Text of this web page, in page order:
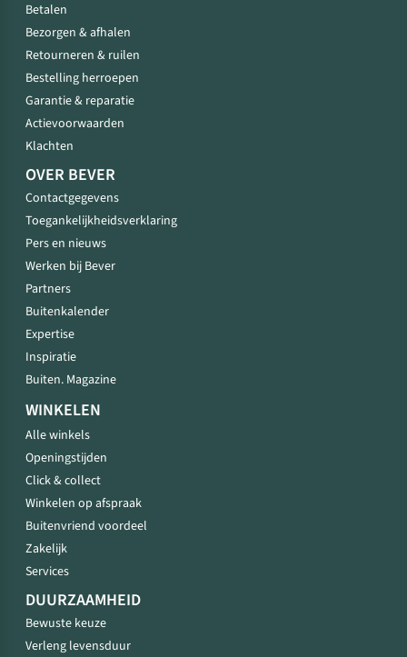
Betalen
Bezorgen & afhalen
Retourneren & ruilen
Bestelling herroepen
Garantie & reparatie
Actievoorwaarden
Klachten
OVER BEVER
Contactgegevens
Toegankelijkheidsverklaring
Pers en nieuws
Werken bij Bever
Partners
Buitenkalender
Expertise
Inspiratie
Buiten. Magazine
WINKELEN
Alle winkels
Openingstijden
Click & collect
Winkelen op afspraak
Buitenvriend voordeel
Zakelijk
Services
DUURZAAMHEID
Bewuste keuze
Verleng levensduur